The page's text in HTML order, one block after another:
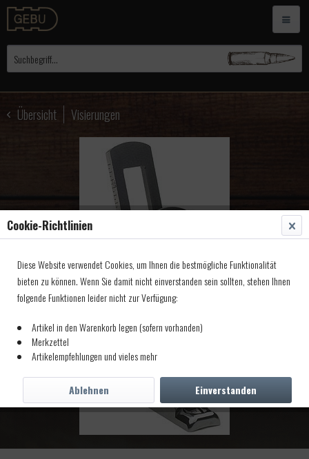
Übersicht Visierungen
Cookie-Richtlinien
Diese Website verwendet Cookies, um Ihnen die bestmögliche Funktionalität
bieten zu können. Wenn Sie damit nicht einverstanden sein sollten, stehen Ihnen
folgende Funktionen leider nicht zur Verfügung:
Artikel in den Warenkorb legen (sofern vorhanden)
Merkzettel
Artikelempfehlungen und vieles mehr
Einverstanden
Ablehnen